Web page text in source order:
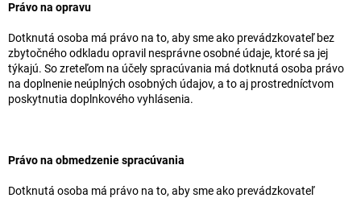
Právo na opravu
Dotknutá osoba má právo na to, aby sme ako prevádzkovateľ bez
zbytočného odkladu opravil nesprávne osobné údaje, ktoré sa jej
týkajú. So zreteľom na účely spracúvania má dotknutá osoba právo
na doplnenie neúplných osobných údajov, a to aj prostredníctvom
poskytnutia doplnkového vyhlásenia.
Právo na obmedzenie spracúvania
Dotknutá osoba má právo na to, aby sme ako prevádzkovateľ